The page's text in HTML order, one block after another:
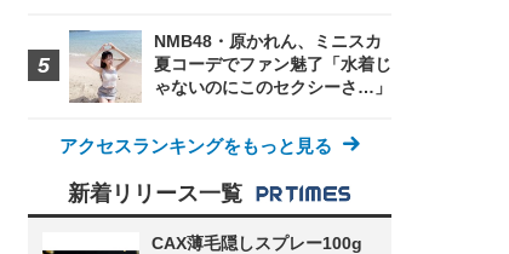
NMB48・原かれん、ミニスカ
夏コーデでファン魅了「水着じ
ゃないのにこのセクシーさ…」
アクセスランキングをもっと見る
新着リリース一覧
CAX薄毛隠しスプレー100g